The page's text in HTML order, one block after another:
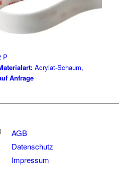
P
Acrylat-Schaum,
Anfrage
AGB
Datenschutz
Impressum